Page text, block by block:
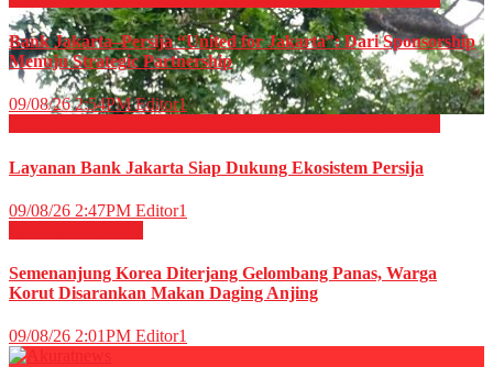
Bank Jakarta–Persija “United for Jakarta”: Dari Sponsorship
Menuju Strategic Partnership
09/08/26 2:54PMEditor1
Layanan Bank Jakarta Siap Dukung Ekosistem Persija
09/08/26 2:47PM Editor1
Semenanjung Korea Diterjang Gelombang Panas, Warga
Korut Disarankan Makan Daging Anjing
09/08/26 2:01PM Editor1